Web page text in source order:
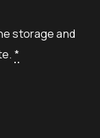
storage and
*